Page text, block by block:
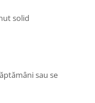
solid
sau se